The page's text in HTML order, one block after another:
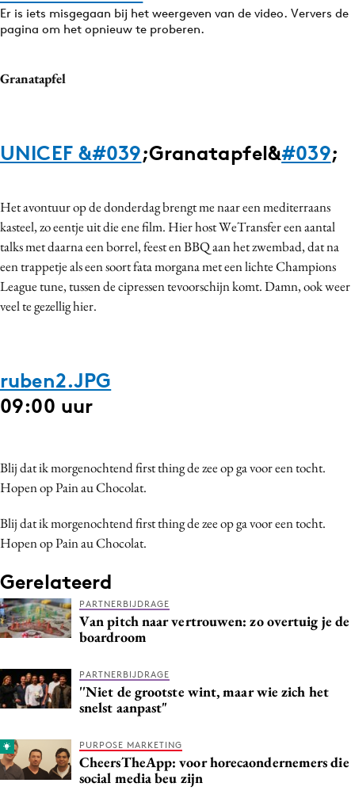
Er is iets misgegaan bij het weergeven van de video. Ververs de
pagina om het opnieuw te proberen.
Granatapfel
UNICEF &#039;Granatapfel&#039;
Het avontuur op de donderdag brengt me naar een mediterraans
kasteel, zo eentje uit die ene film. Hier host WeTransfer een aantal
talks met daarna een borrel, feest en BBQ aan het zwembad, dat na
een trappetje als een soort fata morgana met een lichte Champions
League tune, tussen de cipressen tevoorschijn komt. Damn, ook weer
veel te gezellig hier.
ruben2.JPG
09:00 uur
Blij dat ik morgenochtend first thing de zee op ga voor een tocht.
Hopen op Pain au Chocolat.
Blij dat ik morgenochtend first thing de zee op ga voor een tocht.
Hopen op Pain au Chocolat.
Gerelateerd
PARTNERBIJDRAGE
Van pitch naar vertrouwen: zo overtuig je de
boardroom
PARTNERBIJDRAGE
''Niet de grootste wint, maar wie zich het
snelst aanpast"
PURPOSE MARKETING
CheersTheApp: voor horecaondernemers die
social media beu zijn